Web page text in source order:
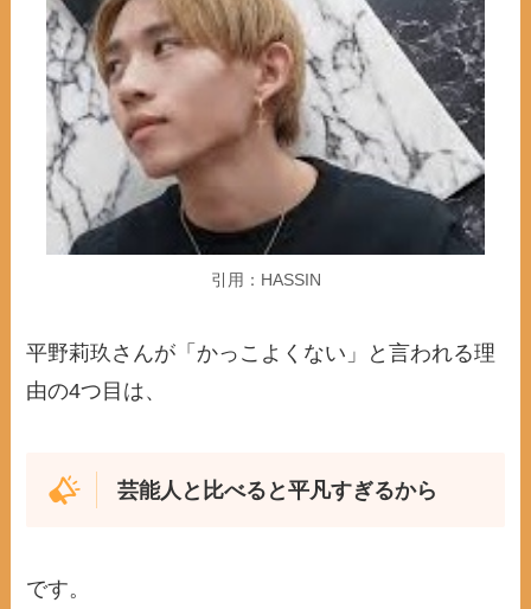
引用：HASSIN
平野莉玖さんが「かっこよくない」と言われる理
由の4つ目は、
芸能人と比べると平凡すぎるから
です。